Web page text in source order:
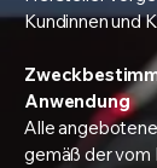
Kundinnen und
Anwendung
Alle
gemäß der